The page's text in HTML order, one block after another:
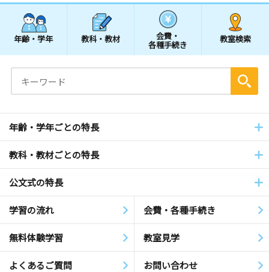
年齢・学年 教科・教材 会費・
各種手続き
教室検索
年齢・学年ごとの特長
教科・教材ごとの特長
公文式の特長
学習の流れ 会費・各種手続き
無料体験学習 教室見学
よくあるご質問 お問い合わせ